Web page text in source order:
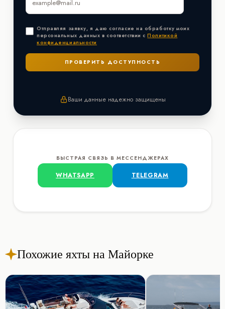
Отправляя заявку, я даю согласие на обработку моих
персональных данных в соответствии сПолитикой
конфиденциальности
Ваши данные надежно защищены
БЫСТРАЯ СВЯЗЬ В МЕССЕНДЖЕРАХ
WHATSAPP TELEGRAM
Похожие яхты на Майорке